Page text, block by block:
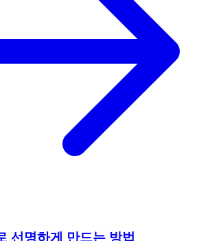
선명하게 만드는 방법